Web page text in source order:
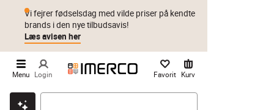
Klik & hent Byt i 1 år Prismatch
Vi fejrer fødselsdag med vilde priser på kendte
brands i den nye tilbudsavis!
Læs avisen her
Menu Login Favorit Kurv